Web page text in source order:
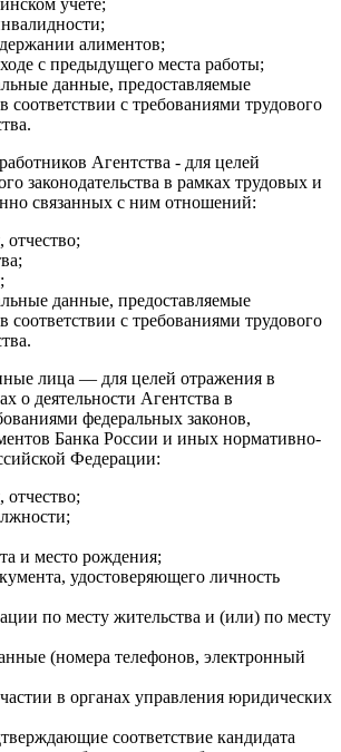
учете;
алиментов;
с предыдущего места работы;
данные, предоставляемые
соответствии с требованиями трудового
Агентства - для целей
законодательства в рамках трудовых и
связанных с ним отношений:
данные, предоставляемые
соответствии с требованиями трудового
лица — для целей отражения в
о деятельности Агентства в
федеральных законов,
Банка России и иных нормативно-
Федерации:
и место рождения;
удостоверяющего личность
по месту жительства и (или) по месту
(номера телефонов, электронный
в органах управления юридических
соответствие кандидата